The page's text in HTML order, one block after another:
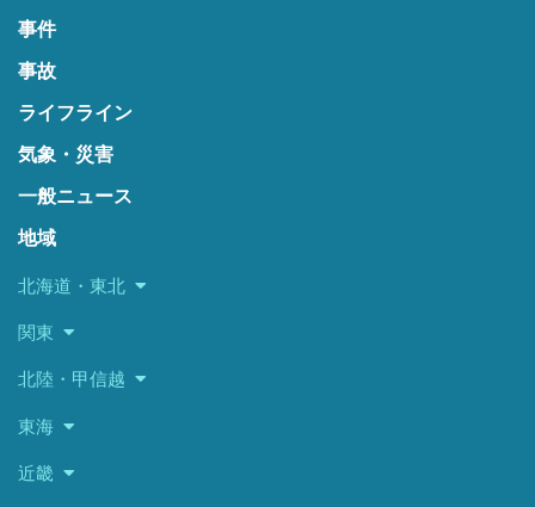
事件
事故
ライフライン
気象・災害
一般ニュース
地域
北海道・東北
関東
北陸・甲信越
東海
近畿